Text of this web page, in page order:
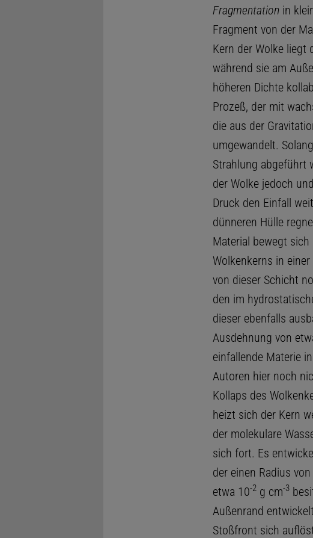
Fragmentation in
Fragment von der
Kern der Wolke liegt
während sie am
höheren Dichte
Prozeß, der mit
die aus der
umgewandelt.
Strahlung abgeführt
der Wolke jedoch
Druck den Einfall
dünneren Hülle
Material bewegt
Wolkenkerns in
von dieser Schicht
den im
dieser ebenfalls
Ausdehnung von
einfallende Materie
Autoren hier noch
Kollaps des
heizt sich der Kern
der molekulare
sich fort. Es
der einen Radius
etwa 10-2g cm-3
Außenrand
Stoßfront sich